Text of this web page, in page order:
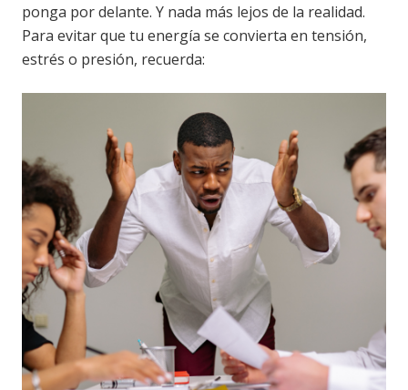
ponga por delante. Y nada más lejos de la realidad.
Para evitar que tu energía se convierta en tensión,
estrés o presión, recuerda: